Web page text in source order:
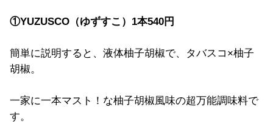
①YUZUSCO（ゆずすこ）1本540円
簡単に説明すると、液体柚子胡椒で、タバスコ×柚子
胡椒。
一家に一本マスト！な柚子胡椒風味の超万能調味料で
す。